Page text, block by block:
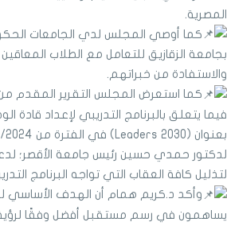
المصرية.
كما أوصي المجلس لدي الجامعات
بجامعة الزقازيق للتعامل مع الطلاب
والاستفادة من خبراتهم.
كما استعرض المجلس التقرير المقدم من
فيما يتعلق بالبرنامج التدريبي لإعداد قادة
لدكتور حمدي حسين رئيس جامعة الأقصر؛
لتذليل كافة العقاب التي تواجه البرنامج
وأكد د.كريم همام أن الهدف الأساسي